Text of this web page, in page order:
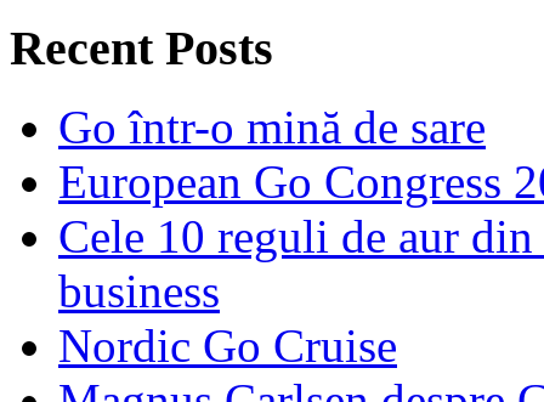
Recent Posts
Go într-o mină de sare
European Go Congress
Cele 10 reguli de aur
business
Nordic Go Cruise